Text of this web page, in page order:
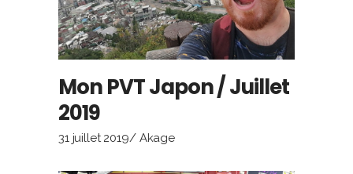
Mon PVT Japon / Juillet
2019
31 juillet 2019 Akage